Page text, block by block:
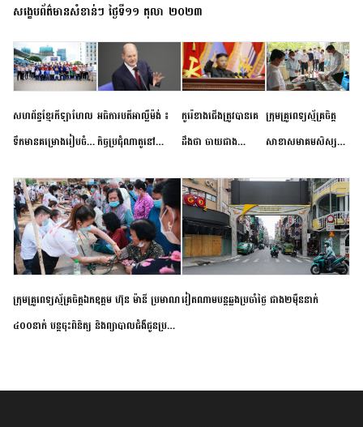
សង្ខេបព័ត៌មានសំខាន់ៗ ថ្ងៃទី១១ តុលា ២០២៣
សហព័ន្ធខ្មែរកីឡាហែល
ទឹកមានគម្រោងរៀបចំ
កម្រិតបឋម ដល់ឧត្តម
សិក្សានាពេលខាងមុខ
អធិការបតីអាល្លឺម៉ង់ ៖
កិច្ចប្រជុំណាតូនៅ
ខាងមុខនឹងបញ្ជូនសញ្ញា
នៃភាពស្អិតរមួត និង
ការប្តេជ្ញាចិត្ត
កូរ៉េខាងជើងត្រូវបានគេ
ដឹងថា ចាយជាង
អភិវឌ្ឍន៍នុយក្លេអ៊ែរ
ក្រុមគ្រូពេទ្យស្ម័គ្រចិត្ត
សាខាសមាគមសិស្ស
ខេត្តកំពង់ចាម ចុះពិនិត្យ
ពិគ្រោះជំងឺទូទៅ និងផ្តល់
ថ្នាំពេទ្យជូនប្រជាពលរដ្ឋ
រស់នៅសង្កាត់បឹងកុក
ក្រុមគ្រូពេទ្យស្ម័គ្រចិត្តឯកឧត្តម ហ៊ុន ម៉ានី ប្រមាណ
៤០០នាក់ បន្តចុះពិនិត្យ និងព្យាបាលជំងឺជូនប្រជា
វៀតណាម​បន្ត​ឆ្លង​ប្រចាំថ្ងៃ​ ​ជាង​២​ម៉ឺន​នាក់​